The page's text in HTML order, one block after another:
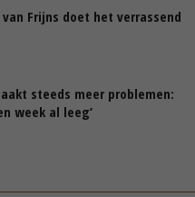
Frijns doet het verrassend
steeds meer problemen:
week al leeg’